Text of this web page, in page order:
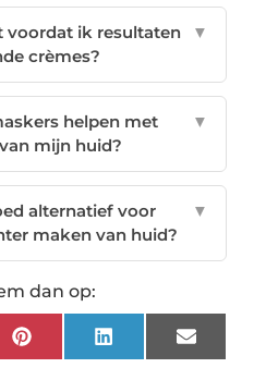
voordat ik resultaten
crèmes?
▼
helpen met
mijn huid?
▼
alternatief voor
maken van huid?
▼
dan op:
Pinterest LinkedIn Email